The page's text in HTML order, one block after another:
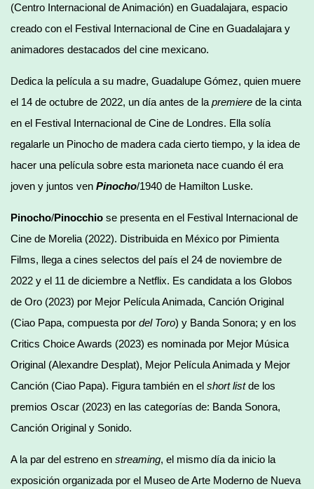
(Centro Internacional de Animación) en Guadalajara, espacio
creado con el Festival Internacional de Cine en Guadalajara y
animadores destacados del cine mexicano.
Dedica la película a su madre, Guadalupe Gómez, quien muere
el 14 de octubre de 2022, un día antes de la premiere de la cinta
en el Festival Internacional de Cine de Londres. Ella solía
regalarle un Pinocho de madera cada cierto tiempo, y la idea de
hacer una película sobre esta marioneta nace cuando él era
joven y juntos ven Pinocho/1940 de Hamilton Luske.
Pinocho/Pinocchio se presenta en el Festival Internacional de
Cine de Morelia (2022). Distribuida en México por Pimienta
Films, llega a cines selectos del país el 24 de noviembre de
2022 y el 11 de diciembre a Netflix. Es candidata a los Globos
de Oro (2023) por Mejor Película Animada, Canción Original
(Ciao Papa, compuesta por del Toro) y Banda Sonora; y en los
Critics Choice Awards (2023) es nominada por Mejor Música
Original (Alexandre Desplat), Mejor Película Animada y Mejor
Canción (Ciao Papa). Figura también en el short listde los
premios Oscar (2023) en las categorías de: Banda Sonora,
Canción Original y Sonido.
A la par del estreno en streaming, el mismo día da inicio la
exposición organizada por el Museo de Arte Moderno de Nueva